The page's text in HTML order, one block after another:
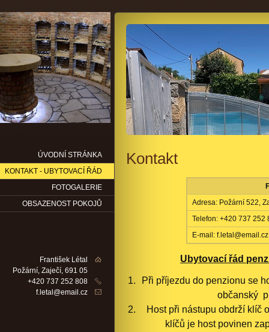
Kontakt
Adresa: Požární 522,
Telefon: +420 737 252
E-mail: f.letal@email.cz
Ubytovací řád
Při příjezdu do penzionu se
občanský
Host při nástupu obdrží klíč
klíčů je host povinen
ÚVODNÍ STRÁNKA
KONTAKT - UBYTOVACÍ ŘÁD
FOTOGALERIE
OBSAZENOST POKOJŮ
František Létal
Požární, Zaječí, 691 05
+420 737 252 808
f.letal@email.cz